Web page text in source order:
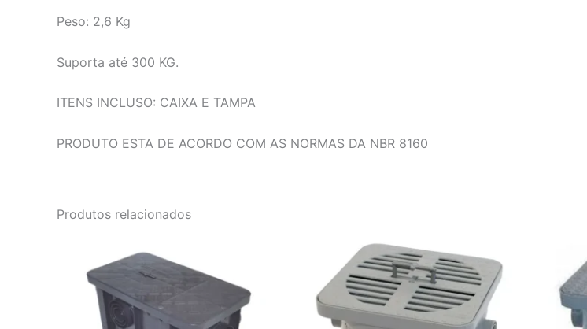
Peso: 2,6 Kg
Suporta até 300 KG.
ITENS INCLUSO: CAIXA E TAMPA
PRODUTO ESTA DE ACORDO COM AS NORMAS DA NBR 8160
Produtos relacionados